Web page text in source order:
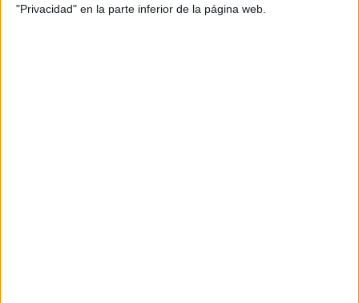
"Privacidad" en la parte inferior de la página web.